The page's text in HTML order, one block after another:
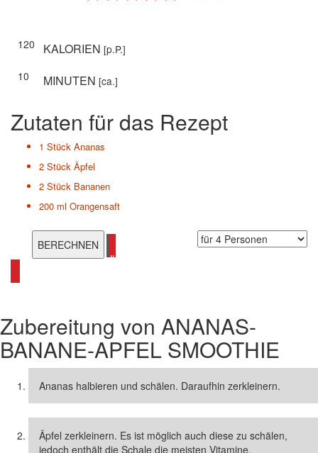
120 KALORIEN [p.P.]
10
MINUTEN [ca.]
Zutaten für das Rezept
1 Stück Ananas
2 Stück Äpfel
2 Stück Bananen
200 ml Orangensaft
alle Smoothie Rezepte ansehen
Zubereitung von ANANAS-
BANANE-APFEL SMOOTHIE
Ananas halbieren und schälen. Daraufhin zerkleinern.
Äpfel zerkleinern. Es ist möglich auch diese zu schälen,
jedoch enthält die Schale die meisten Vitamine.